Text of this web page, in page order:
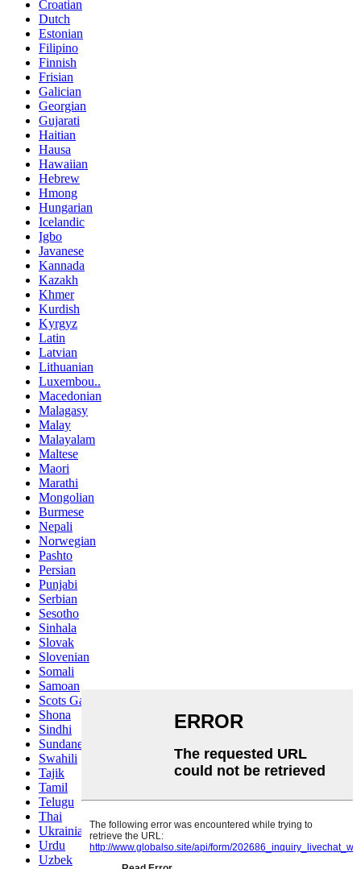
Croatian
Dutch
Estonian
Filipino
Finnish
Frisian
Galician
Georgian
Gujarati
Haitian
Hausa
Hawaiian
Hebrew
Hmong
Hungarian
Icelandic
Igbo
Javanese
Kannada
Kazakh
Khmer
Kurdish
Kyrgyz
Latin
Latvian
Lithuanian
Luxembou..
Macedonian
Malagasy
Malay
Malayalam
Maltese
Maori
Marathi
Mongolian
Burmese
Nepali
Norwegian
Pashto
Persian
Punjabi
Serbian
Sesotho
Sinhala
Slovak
Slovenian
Somali
Samoan
Scots Gaelic
Shona
Sindhi
Sundanese
Swahili
Tajik
Tamil
Telugu
Thai
Ukrainian
Urdu
Uzbek